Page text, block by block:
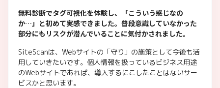
無料診断でタグ可視化を体験し、「こういう感じなの
か…」と初めて実感できました。普段意識していなかった
部分にもリスクが潜んでいることに気付かされました。
SiteScanは、Webサイトの「守り」の施策として今後も活
用していきたいです。個人情報を扱っているビジネス用途
のWebサイトであれば、導入するにこしたことはないサー
ビスかと思います。